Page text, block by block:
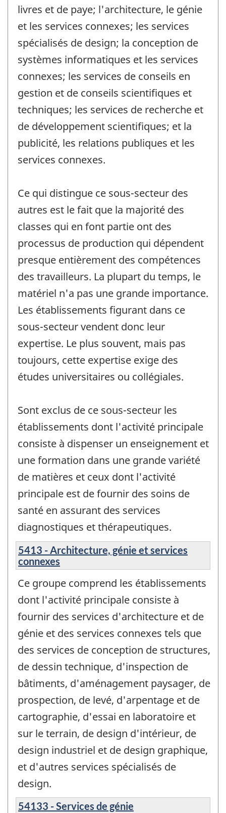
livres et de paye; l'architecture, le génie
et les services connexes; les services
spécialisés de design; la conception de
systèmes informatiques et les services
connexes; les services de conseils en
gestion et de conseils scientifiques et
techniques; les services de recherche et
de développement scientifiques; et la
publicité, les relations publiques et les
services connexes.
Ce qui distingue ce sous-secteur des
autres est le fait que la majorité des
classes qui en font partie ont des
processus de production qui dépendent
presque entièrement des compétences
des travailleurs. La plupart du temps, le
matériel n'a pas une grande importance.
Les établissements figurant dans ce
sous-secteur vendent donc leur
expertise. Le plus souvent, mais pas
toujours, cette expertise exige des
études universitaires ou collégiales.
Sont exclus de ce sous-secteur les
établissements dont l'activité principale
consiste à dispenser un enseignement et
une formation dans une grande variété
de matières et ceux dont l'activité
principale est de fournir des soins de
santé en assurant des services
diagnostiques et thérapeutiques.
5413 - Architecture, génie et services
connexes
Ce groupe comprend les établissements
dont l'activité principale consiste à
fournir des services d'architecture et de
génie et des services connexes tels que
des services de conception de structures,
de dessin technique, d'inspection de
bâtiments, d'aménagement paysager, de
prospection, de levé, d'arpentage et de
cartographie, d'essai en laboratoire et
sur le terrain, de design d'intérieur, de
design industriel et de design graphique,
et d'autres services spécialisés de
design.
54133 - Services de génie